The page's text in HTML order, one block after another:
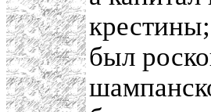
был